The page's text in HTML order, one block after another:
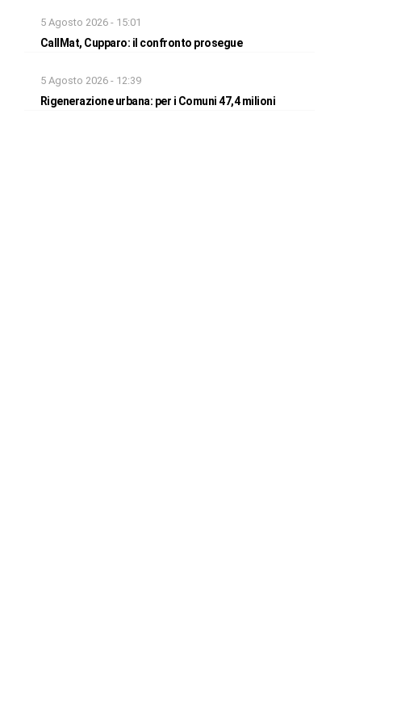
5 Agosto 2026 - 15:01
CallMat, Cupparo: il confronto prosegue
5 Agosto 2026 - 12:39
Rigenerazione urbana: per i Comuni 47,4 milioni